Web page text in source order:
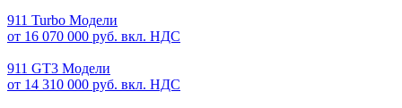
911 Turbo Модели
от 16 070 000 руб. вкл. НДС
911 GT3 Модели
от 14 310 000 руб. вкл. НДС